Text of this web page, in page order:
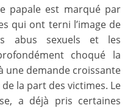
papale est marqué par
qui ont terni l’image de
abus sexuels et les
choqué la
une demande croissante
la part des victimes. Le
a déjà pris certaines